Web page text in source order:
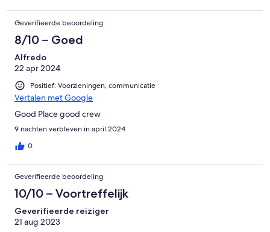
Geverifieerde beoordeling
8/10 – Goed
Alfredo
22 apr 2024
Positief: Voorzieningen, communicatie
Vertalen met Google
Good Place good crew
9 nachten verbleven in april 2024
0
Geverifieerde beoordeling
10/10 – Voortreffelijk
Geverifieerde reiziger
21 aug 2023